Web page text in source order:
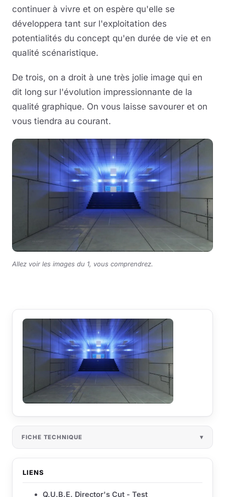
continuer à vivre et on espère qu'elle se
développera tant sur l'exploitation des
potentialités du concept qu'en durée de vie et en
qualité scénaristique.
De trois, on a droit à une très jolie image qui en
dit long sur l'évolution impressionnante de la
qualité graphique. On vous laisse savourer et on
vous tiendra au courant.
Allez voir les images du 1, vous comprendrez.
FICHE TECHNIQUE
LIENS
Q.U.B.E. Director's Cut - Test